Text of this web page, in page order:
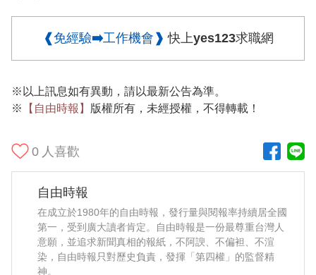
❰免經驗➡️工作機會❱ 快上yes123求職網
※以上訊息如有異動，請以最新公告為準。
※
【自由時報】 版權所有，未經授權，不得轉載！
0 人喜歡
自由時報
在成立於1980年的自由時報，發行量與閱報率持續居全國
第一，受到廣大讀者肯定。自由時報是一份最尊重台灣人
意願，並追求新聞真相的報紙，不阿諛、不偏袒、不渲
染，自由時報只對歷史負責，發揮「第四權」的監督精
神。